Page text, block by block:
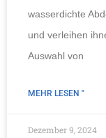
wasserdichte
und verleihen
Auswahl von
MEHR LESEN "
Dezember 9, 2024